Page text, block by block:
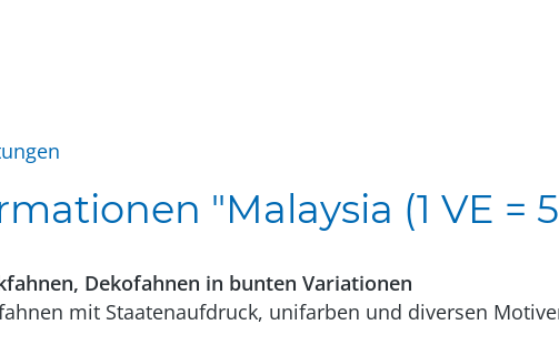
"Malaysia (1 VE =
Dekofahnen in bunten Variationen
mit Staatenaufdruck, unifarben und diversen